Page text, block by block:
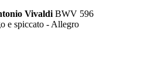
Vivaldi BWV 596
e spiccato - Allegro